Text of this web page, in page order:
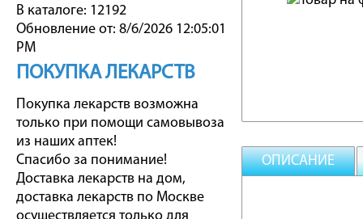
В каталоге: 12192
Обновление от: 8/6/2026 12:05:01
PM
ПОКУПКА ЛЕКАРСТВ
Покупка лекарств возможна
только при помощи самовывоза
из наших аптек!
Спасибо за понимание!
Доставка лекарств на дом,
доставка лекарств по Москве
ОПИСАНИЕ